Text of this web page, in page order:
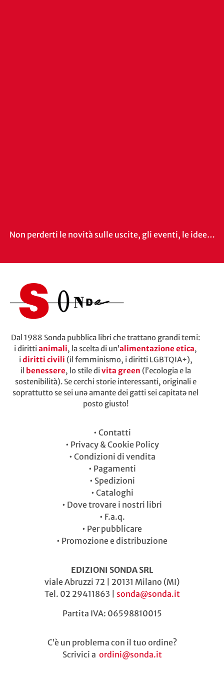
Non perderti le novità sulle uscite, gli eventi, le idee…
Dal 1988 Sonda pubblica libri che trattano grandi temi:
i dirittianimali, la scelta di un’alimentazione etica,
idiritti civili (il femminismo, i diritti LGBTQIA+),
il benessere, lo stile divita green (l’ecologia e la
sostenibilità). Se cerchi storie interessanti, originali e
soprattutto se sei unə amante dei gatti sei capitatə nel
posto giusto!
• Contatti
• Privacy & Cookie Policy
• Condizioni di vendita
• Pagamenti
• Spedizioni
• Cataloghi
• Dove trovare i nostri libri
• F.a.q.
• Per pubblicare
• Promozione e distribuzione
EDIZIONI SONDA SRL
viale Abruzzi 72 | 20131 Milano (MI)
Tel. 02 29411863 | sonda@sonda.it
Partita IVA: 06598810015
C’è un problema con il tuo ordine?
Scrivici a ordini@sonda.it